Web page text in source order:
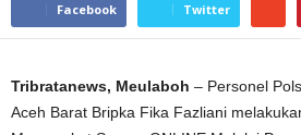
Facebook Twitter
Tribratanews, Meulaboh – Personel
Aceh Barat Bripka Fika Fazliani